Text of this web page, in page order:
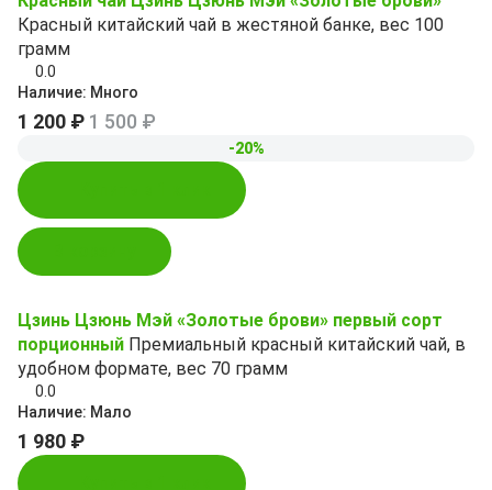
Красный китайский чай в жестяной банке, вес 100
грамм
0.0
Наличие: Много
1 200 ₽ 1 500 ₽
-20%
Цзинь Цзюнь Мэй «Золотые брови» первый сорт
порционный Премиальный красный китайский чай, в
удобном формате, вес 70 грамм
0.0
Наличие: Мало
1 980 ₽